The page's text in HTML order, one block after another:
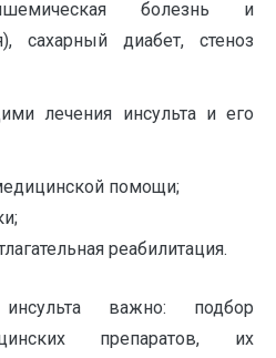
болезнь и
сахарный диабет, стеноз
лечения инсульта и его
помощи;
реабилитация.
важно: подбор
препаратов, их